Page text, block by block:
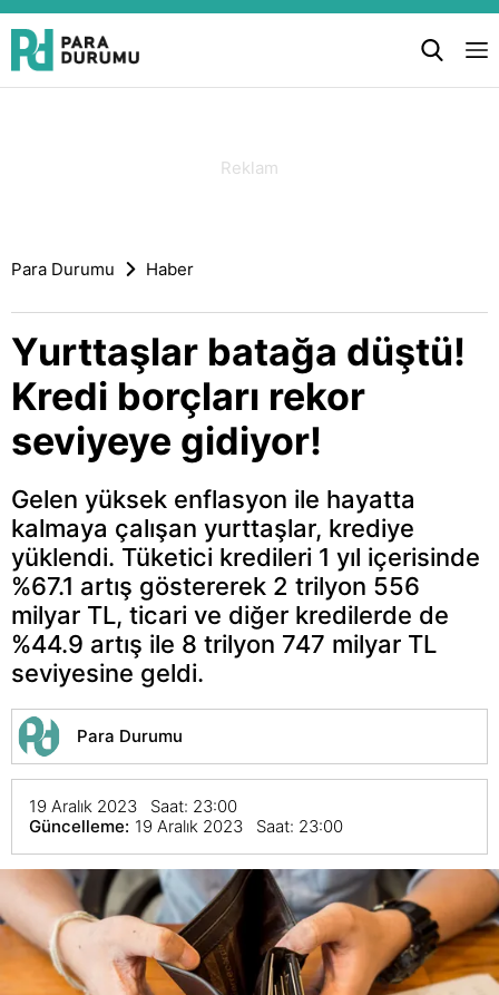
Para Durumu Haber
Yurttaşlar batağa düştü!
Kredi borçları rekor
seviyeye gidiyor!
Gelen yüksek enflasyon ile hayatta
kalmaya çalışan yurttaşlar, krediye
yüklendi. Tüketici kredileri 1 yıl içerisinde
%67.1 artış göstererek 2 trilyon 556
milyar TL, ticari ve diğer kredilerde de
%44.9 artış ile 8 trilyon 747 milyar TL
seviyesine geldi.
Para Durumu
19 Aralık 2023 Saat: 23:00
Güncelleme: 19 Aralık 2023 Saat: 23:00